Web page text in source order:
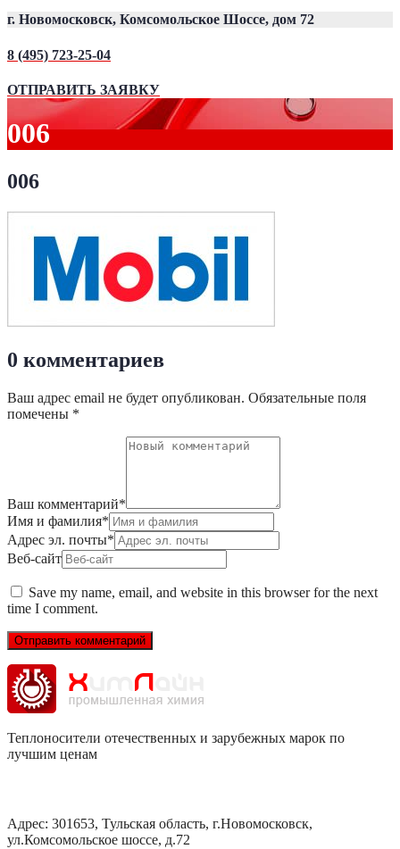
г. Новомосковск, Комсомольское Шоссе, дом 72
8 (495) 723-25-04
ОТПРАВИТЬ ЗАЯВКУ
006
006
0 комментариев
Ваш адрес email не будет опубликован. Обязательные поля
помечены *
Ваш комментарий*
Имя и фамилия*
Адрес эл. почты*
Веб-сайт
Save my name, email, and website in this browser for the next
time I comment.
Теплоносители отечественных и зарубежных марок по
лучшим ценам
Адрес: 301653, Тульская область, г.Новомосковск,
ул.Комсомольское шоссе, д.72